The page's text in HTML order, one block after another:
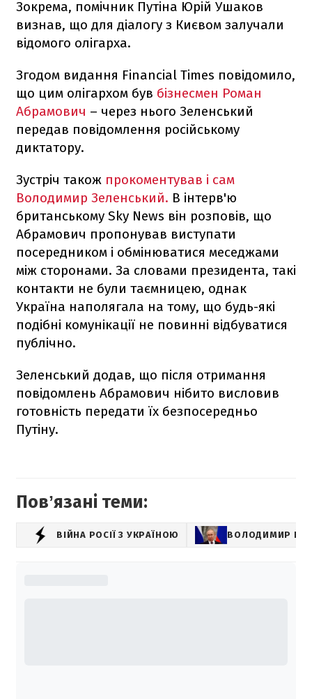
Зокрема, помічник Путіна Юрій Ушаков
визнав, що для діалогу з Києвом залучали
відомого олігарха.
Згодом видання Financial Times повідомило,
що цим олігархом був бізнесмен Роман
Абрамович – через нього Зеленський
передав повідомлення російському
диктатору.
Зустріч також прокоментував і сам
Володимир Зеленський. В інтерв'ю
британському Sky News він розповів, що
Абрамович пропонував виступати
посередником і обмінюватися меседжами
між сторонами. За словами президента, такі
контакти не були таємницею, однак
Україна наполягала на тому, що будь-які
подібні комунікації не повинні відбуватися
публічно.
Зеленський додав, що після отримання
повідомлень Абрамович нібито висловив
готовність передати їх безпосередньо
Путіну.
Повʼязані теми:
ВІЙНА РОСІЇ З УКРАЇНОЮ ВОЛОДИМИР